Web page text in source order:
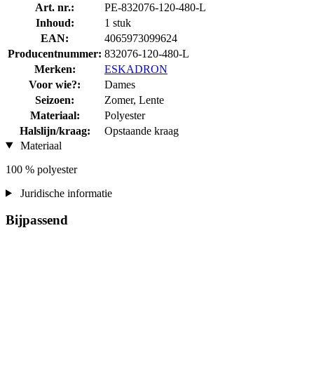
Art. nr.:
PE-832076-120-480-L
Inhoud:
1 stuk
EAN:
4065973099624
Producentnummer: 832076-120-480-L
Merken:
ESKADRON
Voor wie?:
Dames
Seizoen:
Zomer, Lente
Materiaal:
Polyester
Halslijn/kraag:
Opstaande kraag
Materiaal
100 % polyester
Juridische informatie
Bijpassend